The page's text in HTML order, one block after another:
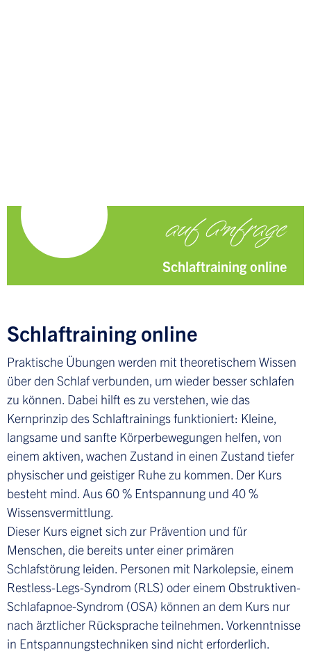
auf Anfrage
Schlaftraining online
Schlaftraining online
Praktische Übungen werden mit theoretischem Wissen
über den Schlaf verbunden, um wieder besser schlafen
zu können. Dabei hilft es zu verstehen, wie das
Kernprinzip des Schlaftrainings funktioniert: Kleine,
langsame und sanfte Körperbewegungen helfen, von
einem aktiven, wachen Zustand in einen Zustand tiefer
physischer und geistiger Ruhe zu kommen. Der Kurs
besteht mind. Aus 60 % Entspannung und 40 %
Wissensvermittlung.
Dieser Kurs eignet sich zur Prävention und für
Menschen, die bereits unter einer primären
Schlafstörung leiden. Personen mit Narkolepsie, einem
Restless-Legs-Syndrom (RLS) oder einem Obstruktiven-
Schlafapnoe-Syndrom (OSA) können an dem Kurs nur
nach ärztlicher Rücksprache teilnehmen. Vorkenntnisse
in Entspannungstechniken sind nicht erforderlich.